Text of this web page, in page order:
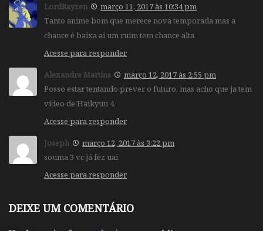
LordRayzen
março 11, 2017 às 10:34 pm
Tanto anime bom que merece nova temporada mas a
chance é baixa ai um ruim tem chance alta
Acesse para responder
Alexandre Martins
março 12, 2017 às 2:55 pm
Posso estar tentando prever o futuro, mas acho que ja tem
video de Haikyuu 4.
Acesse para responder
Joseph
março 12, 2017 às 3:22 pm
souma 3 vc já fez uai
Acesse para responder
DEIXE UM COMENTÁRIO